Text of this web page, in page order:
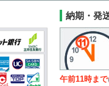
納期・発
午前11時まで